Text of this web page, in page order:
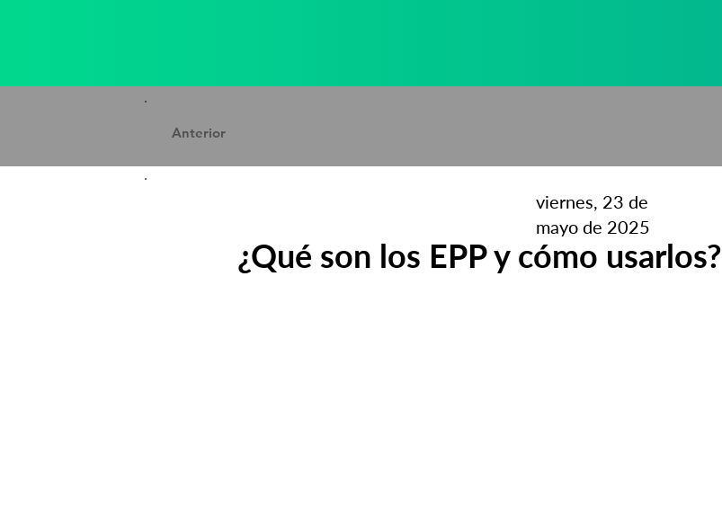
Anterior
viernes, 23 de
mayo de 2025
¿Qué son los EPP y cómo usarlos?